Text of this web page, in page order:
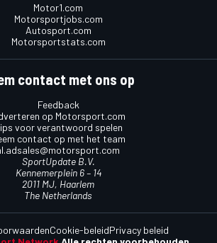
Motor1.com
Motorsportjobs.com
Autosport.com
Motorsportstats.com
contact met ons op
Feedback
op Motorsport.com
voor verantwoord spelen
contact op met het team
SportUpdate B.V.
Kennemerplein 6 – 14
2011 MJ, Haarlem
The Netherlands
Cookie-beleidPrivacy beleid